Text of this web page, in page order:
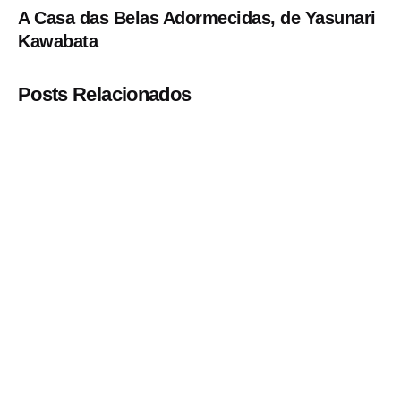
A Casa das Belas Adormecidas, de Yasunari
Kawabata
Posts Relacionados